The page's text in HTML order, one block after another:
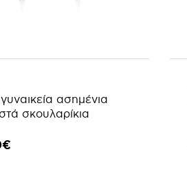
ασημένια
σκουλαρίκια